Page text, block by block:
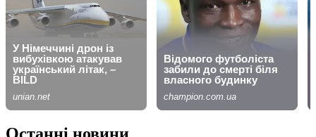
Останні новини